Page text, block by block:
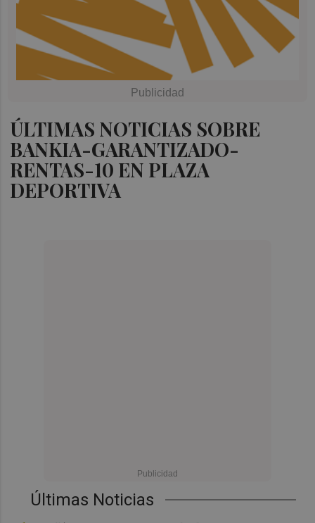
ÚLTIMAS NOTICIAS SOBRE
BANKIA-GARANTIZADO-
RENTAS-10 EN PLAZA
DEPORTIVA
Últimas Noticias